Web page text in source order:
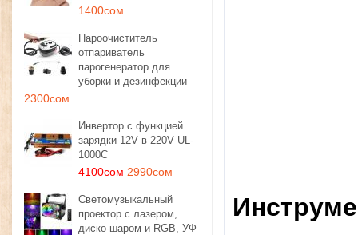
1400сом
Пароочиститель
отпариватель
парогенератор для
уборки и дезинфекции
2300сом
Инвертор с функцией
зарядки 12V в 220V UL-
1000C
4100сом 2990сом
Светомузыкальный
проектор с лазером,
диско-шаром и RGB, УФ